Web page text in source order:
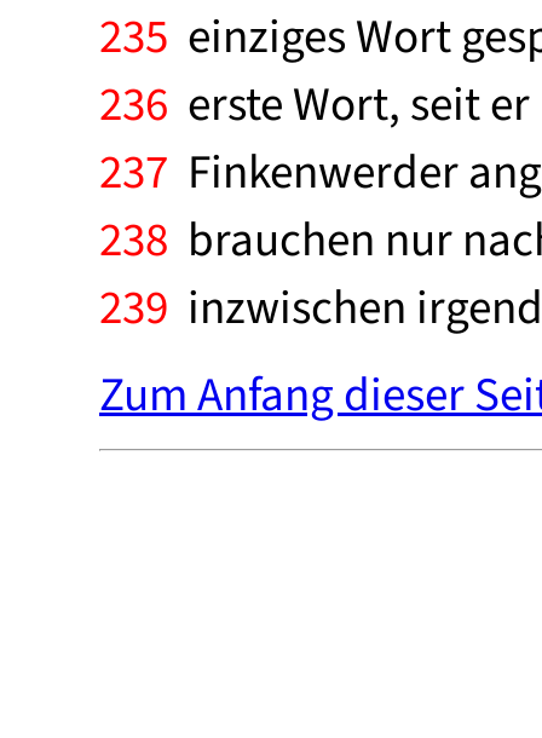
235 einziges Wort
236 erste Wort, seit
237 Finkenwerder
238 brauchen nur
239 inzwischen
Zum Anfang dieser